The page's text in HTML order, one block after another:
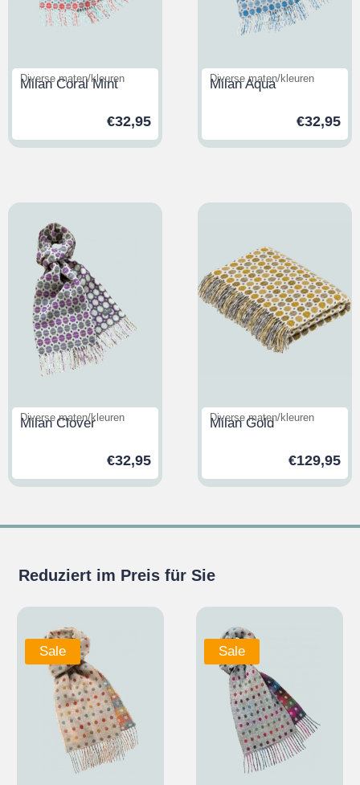
Milan Coral Mint
Diverse maten/kleuren
€32,95
Milan Aqua
Diverse maten/kleuren
€32,95
Milan Clover
Diverse maten/kleuren
€32,95
Milan Gold
Diverse maten/kleuren
€129,95
Reduziert im Preis für Sie
Sale Sale